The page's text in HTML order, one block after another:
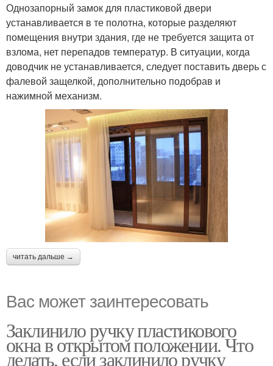
Однозапорный замок для пластиковой двери
устанавливается в те полотна, которые разделяют
помещения внутри здания, где не требуется защита от
взлома, нет перепадов температур. В ситуации, когда
доводчик не устанавливается, следует поставить дверь с
фалевой защелкой, дополнительно подобрав и
нажимной механизм.
читать дальше →
Вас может заинтересовать
Заклинило ручку пластикового
окна в открытом положении. Что
делать, если заклинило ручку